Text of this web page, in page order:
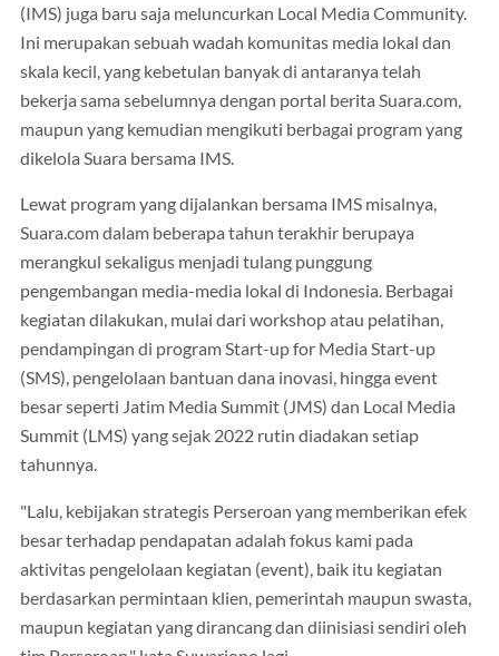
(IMS) juga baru saja meluncurkan Local Media Community.
Ini merupakan sebuah wadah komunitas media lokal dan
skala kecil, yang kebetulan banyak di antaranya telah
bekerja sama sebelumnya dengan portal berita Suara.com,
maupun yang kemudian mengikuti berbagai program yang
dikelola Suara bersama IMS.
Lewat program yang dijalankan bersama IMS misalnya,
Suara.com dalam beberapa tahun terakhir berupaya
merangkul sekaligus menjadi tulang punggung
pengembangan media-media lokal di Indonesia. Berbagai
kegiatan dilakukan, mulai dari workshop atau pelatihan,
pendampingan di program Start-up for Media Start-up
(SMS), pengelolaan bantuan dana inovasi, hingga event
besar seperti Jatim Media Summit (JMS) dan Local Media
Summit (LMS) yang sejak 2022 rutin diadakan setiap
tahunnya.
"Lalu, kebijakan strategis Perseroan yang memberikan efek
besar terhadap pendapatan adalah fokus kami pada
aktivitas pengelolaan kegiatan (event), baik itu kegiatan
berdasarkan permintaan klien, pemerintah maupun swasta,
maupun kegiatan yang dirancang dan diinisiasi sendiri oleh